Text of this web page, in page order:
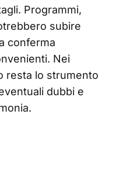
Programmi,
subire
conferma
Nei
resta lo strumento
dubbi e